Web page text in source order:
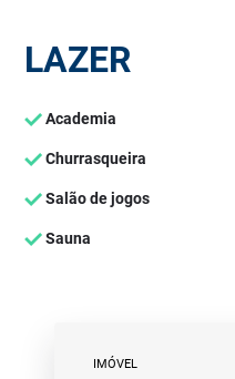
LAZER
Academia
Churrasqueira
Salão de jogos
Sauna
IMÓVEL